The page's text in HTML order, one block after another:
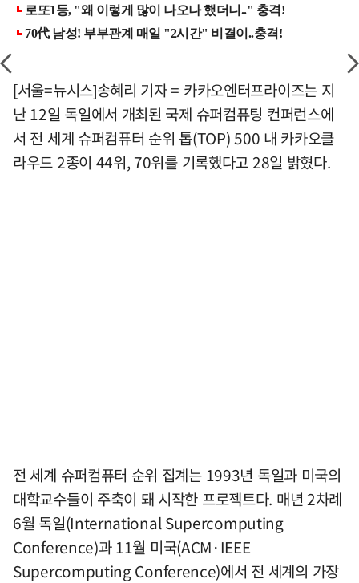
[서울=뉴시스]송혜리 기자 = 카카오엔터프라이즈는 지
난 12일 독일에서 개최된 국제 슈퍼컴퓨팅 컨퍼런스에
서 전 세계 슈퍼컴퓨터 순위 톱(TOP) 500 내 카카오클
라우드 2종이 44위, 70위를 기록했다고 28일 밝혔다.
전 세계 슈퍼컴퓨터 순위 집계는 1993년 독일과 미국의
대학교수들이 주축이 돼 시작한 프로젝트다. 매년 2차례
6월 독일(International Supercomputing
Conference)과 11월 미국(ACM·IEEE
Supercomputing Conference)에서 전 세계의 가장